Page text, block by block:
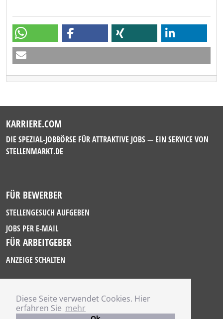
Diese Seite verwendet Cookies. Hier
erfahren Sie mehr
KARRIERE.COM
DIE SPEZIAL-JOBBÖRSE FÜR ATTRAKTIVE JOBS — EIN SERVICE VON
STELLENMARKT.DE
FÜR BEWERBER
STELLENGESUCH AUFGEBEN
JOBS PER E-MAIL
FÜR ARBEITGEBER
ANZEIGE SCHALTEN
IMPRESSUM
DATENSCHUTZ